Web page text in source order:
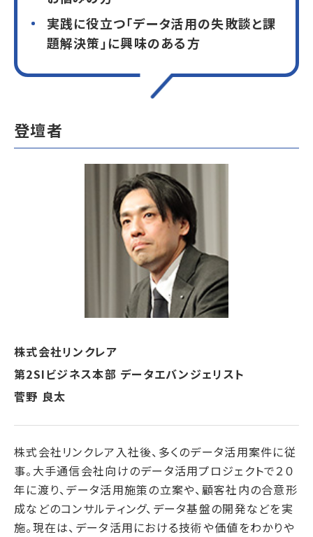
実践に役立つ「データ活用の失敗談と課
題解決策」に興味のある方
登壇者
株式会社リンクレア
第2SIビジネス本部 データエバンジェリスト
菅野 良太
株式会社リンクレア入社後、多くのデータ活用案件に従
事。大手通信会社向けのデータ活用プロジェクトで２０
年に渡り、データ活用施策の立案や、顧客社内の合意形
成などのコンサルティング、データ基盤の開発などを実
施。現在は、データ活用における技術や価値をわかりや